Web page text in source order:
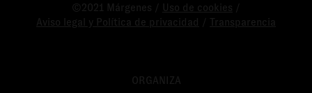
©2021 Márgenes / Uso de cookies
Aviso legal y Política de privacidad
Transparencia
ORGANIZA